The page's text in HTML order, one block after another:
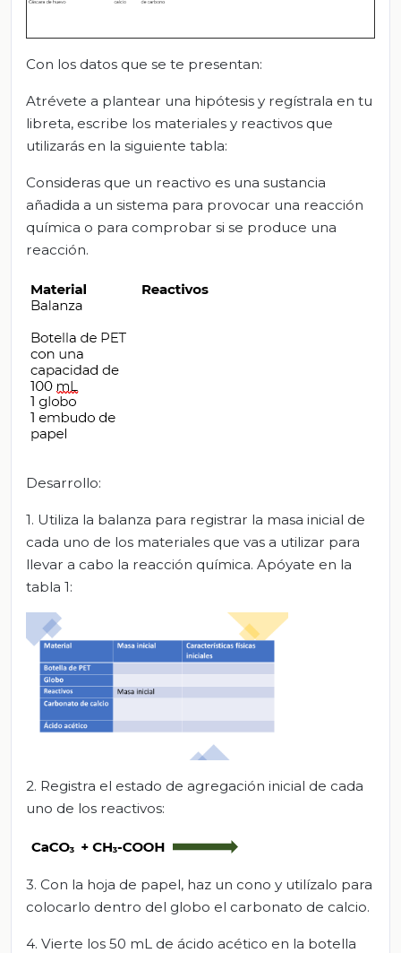
Con los datos que se te presentan:
Atrévete a plantear una hipótesis y regístrala en tu
libreta, escribe los materiales y reactivos que
utilizarás en la siguiente tabla:
Consideras que un reactivo es una sustancia
añadida a un sistema para provocar una reacción
química o para comprobar si se produce una
reacción.
Desarrollo:
1. Utiliza la balanza para registrar la masa inicial de
cada uno de los materiales que vas a utilizar para
llevar a cabo la reacción química. Apóyate en la
tabla 1:
2. Registra el estado de agregación inicial de cada
uno de los reactivos:
3. Con la hoja de papel, haz un cono y utilízalo para
colocarlo dentro del globo el carbonato de calcio.
4. Vierte los 50 mL de ácido acético en la botella